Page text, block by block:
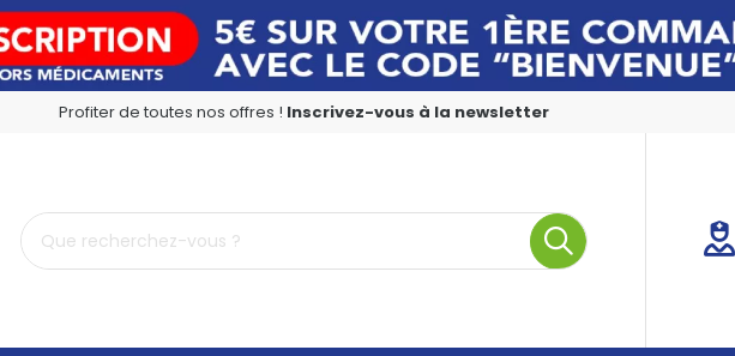
Profiter de toutes nos offres ! Inscrivez-vous à la newsletter
pharmacie en ligne à votre service